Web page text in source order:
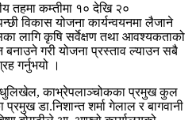
तहमा कम्तीमा १० देखि २०
विकास योजना कार्यन्वयनमा लैजाने
लागि कृषि सर्वेक्षण तथा आवश्यकताको
बनाउने गरी योजना प्रस्ताव ल्याउन सबै
गर्नुभयो ।
धुलिखेल, काभ्रेपलाञ्चोकका प्रमुख कुल
डा.निशान्त शर्मा गेलाल र बागवानी